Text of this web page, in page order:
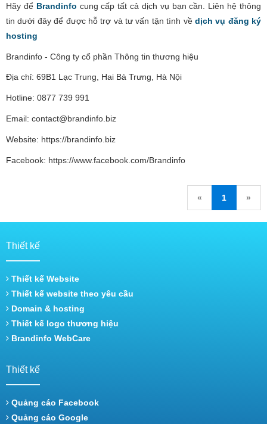
Hãy để Brandinfo cung cấp tất cả dịch vụ bạn cần. Liên hệ thông
tin dưới đây để được hỗ trợ và tư vấn tận tình về dịch vụ đăng ký
hosting
Brandinfo - Công ty cổ phần Thông tin thương hiệu
Địa chỉ: 69B1 Lạc Trung, Hai Bà Trưng, Hà Nội
Hotline: 0877 739 991
Email: contact@brandinfo.biz
Website: https://brandinfo.biz
Facebook: https://www.facebook.com/Brandinfo
« 1 »
Thiết kế
Thiết kế Website
Thiết kế website theo yêu cầu
Domain & hosting
Thiết kế logo thương hiệu
Brandinfo WebCare
Thiết kế
Quảng cáo Facebook
Quảng cáo Google